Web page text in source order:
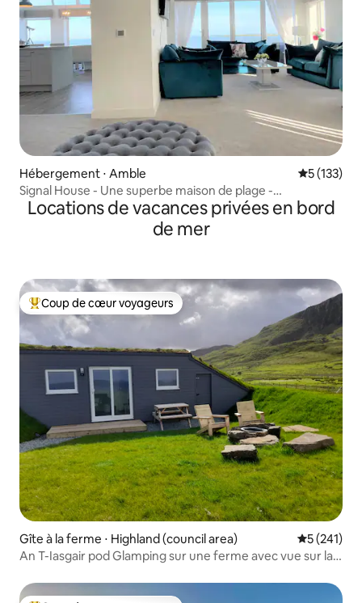
Hébergement ⋅ Amble Évaluation
5 (133)
Signal House - Une superbe maison de plage -
Construction 2020
Locations de vacances privées en bord
de mer
Coups de cœur voyageurs les plus appréciés
Coup de cœur voyageurs
Gîte à la ferme ⋅ Highland (council area) Évaluation
5 (241)
An T-Iasgair pod Glamping sur une ferme avec vue sur la